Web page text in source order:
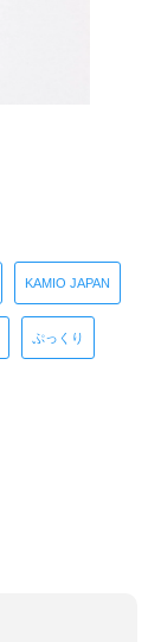
KAMIO JAPAN
ぷっくり